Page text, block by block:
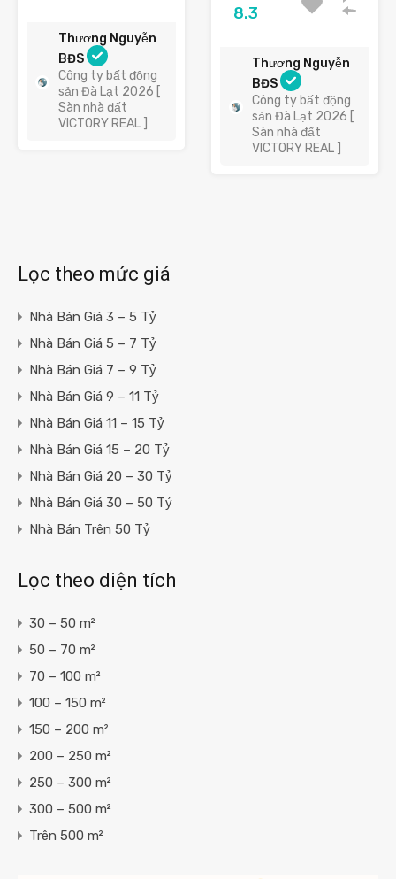
Thương Nguyễn
BĐS
Công ty bất động
sản Đà Lạt 2026 [
Sàn nhà đất
VICTORY REAL ]
8.3
Thương Nguyễn
BĐS
Công ty bất động
sản Đà Lạt 2026 [
Sàn nhà đất
VICTORY REAL ]
Lọc theo mức giá
Nhà Bán Giá 3 – 5 Tỷ
Nhà Bán Giá 5 – 7 Tỷ
Nhà Bán Giá 7 – 9 Tỷ
Nhà Bán Giá 9 – 11 Tỷ
Nhà Bán Giá 11 – 15 Tỷ
Nhà Bán Giá 15 – 20 Tỷ
Nhà Bán Giá 20 – 30 Tỷ
Nhà Bán Giá 30 – 50 Tỷ
Nhà Bán Trên 50 Tỷ
Lọc theo diện tích
30 – 50 m²
50 – 70 m²
70 – 100 m²
100 – 150 m²
150 – 200 m²
200 – 250 m²
250 – 300 m²
300 – 500 m²
Trên 500 m²